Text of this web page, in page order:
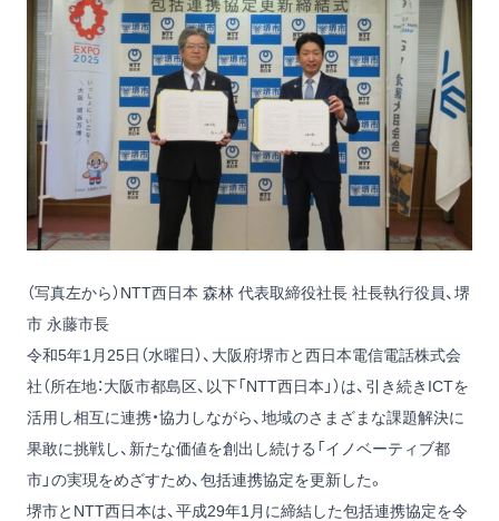
（写真左から）NTT西日本 森林 代表取締役社長 社長執行役員、堺
市 永藤市長
令和5年1月25日（水曜日）、大阪府堺市と西日本電信電話株式会
社（所在地：大阪市都島区、以下「NTT西日本」）は、引き続きICTを
活用し相互に連携・協力しながら、地域のさまざまな課題解決に
果敢に挑戦し、新たな価値を創出し続ける「イノベーティブ都
市」の実現をめざすため、包括連携協定を更新した。
堺市とNTT西日本は、平成29年1月に締結した包括連携協定を令